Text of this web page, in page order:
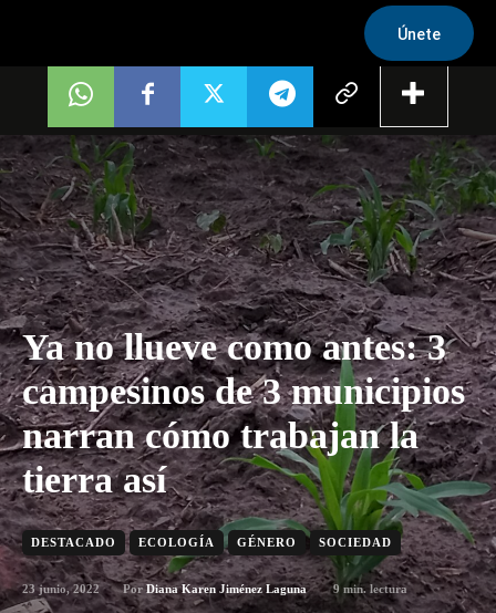
Únete
Ya no llueve como antes: 3
campesinos de 3 municipios
narran cómo trabajan la
tierra así
DESTACADO ECOLOGÍA GÉNERO SOCIEDAD
23 junio, 2022 Por Diana Karen Jiménez Laguna 9 min. lectura